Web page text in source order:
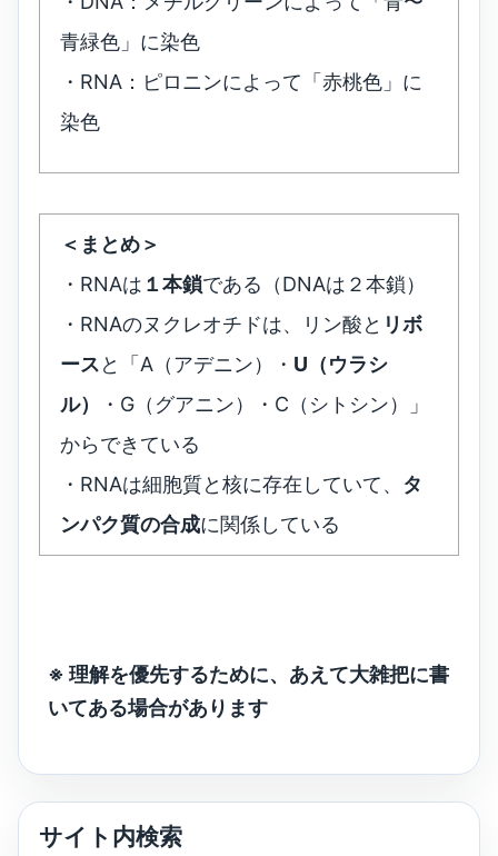
青緑色」に染色
・RNA：ピロニンによって「赤桃色」に
染色
＜まとめ＞
・RNAは １本鎖である（DNAは２本鎖）
・RNAのヌクレオチドは、リン酸と リボ
ースと「A（アデニン）・ U（ウラシ
ル）
・G（グアニン）・C（シトシン）」
からできている
・RNAは細胞質と核に存在していて、 タ
ンパク質の合成に関係している
※ 理解を優先するために、あえて大雑把に書
いてある場合があります
サイト内検索